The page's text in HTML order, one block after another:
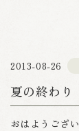
2013-08-26
夏の終わり
おはようござ